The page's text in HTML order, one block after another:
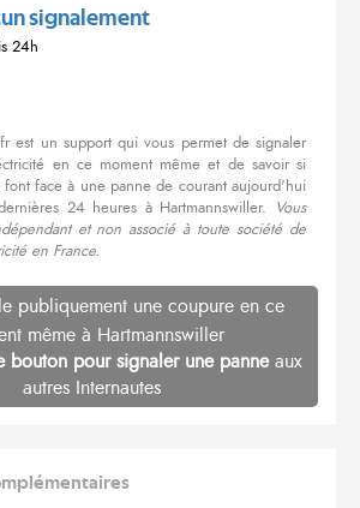
signalement
24h
est un support qui vous permet de signaler
en ce moment même et de savoir si
font face à une panne de courant aujourd'hui
24 heures à Hartmannswiller. Vous
et non associé à toute société de
en France.
publiquement une coupure en ce
même à Hartmannswiller
bouton pour signaler une panneaux
autres Internautes